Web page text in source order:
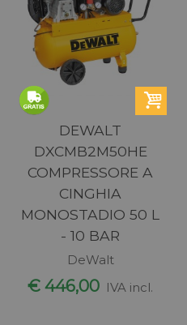
DEWALT
DXCMB2M50HE
COMPRESSORE A
CINGHIA
MONOSTADIO 50 L
- 10 BAR
DeWalt
€ 446,00 IVA incl.